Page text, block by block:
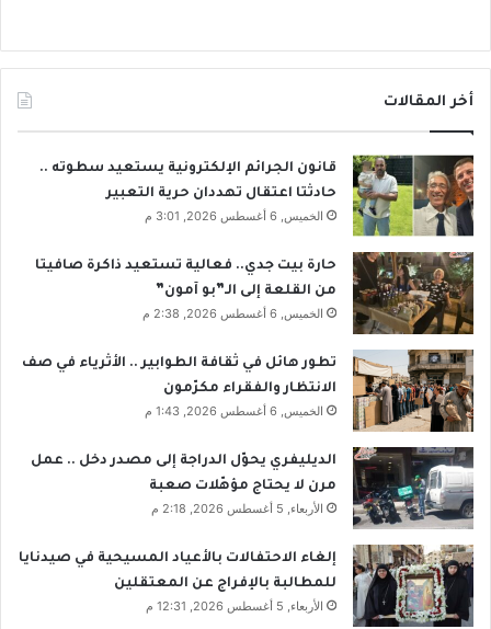
أخر المقالات
قانون الجرائم الإلكترونية يستعيد سطوته ..
حادثتا اعتقال تهددان حرية التعبير
الخميس, 6 أغسطس 2026, 3:01 م
حارة بيت جدي.. فعالية تستعيد ذاكرة صافيتا
من القلعة إلى الـ”بو آمون”
الخميس, 6 أغسطس 2026, 2:38 م
تطور هائل في ثقافة الطوابير .. الأثرياء في صف
الانتظار والفقراء مكرّمون
الخميس, 6 أغسطس 2026, 1:43 م
الديليفري يحوّل الدراجة إلى مصدر دخل .. عمل
مرن لا يحتاج مؤهّلات صعبة
الأربعاء, 5 أغسطس 2026, 2:18 م
إلغاء الاحتفالات بالأعياد المسيحية في صيدنايا
للمطالبة بالإفراج عن المعتقلين
الأربعاء, 5 أغسطس 2026, 12:31 م